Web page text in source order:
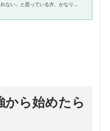
ない」と思っている方、かなりい
から始めたら